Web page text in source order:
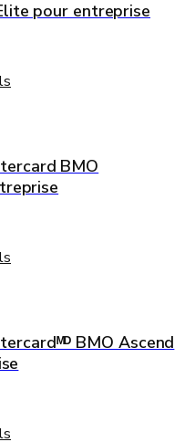
pour entreprise
BMO
BMO Ascend